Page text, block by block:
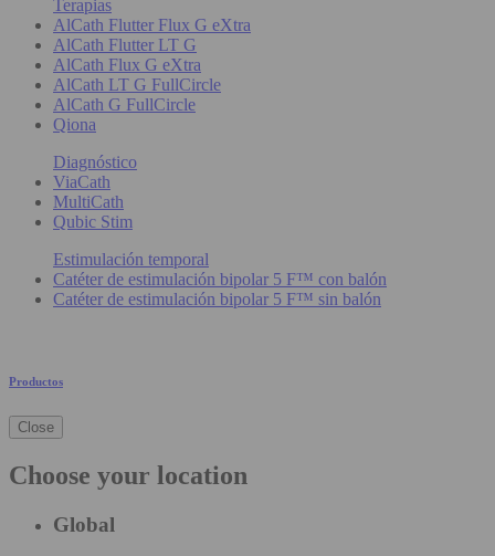
Terapias
AlCath Flutter Flux G eXtra
AlCath Flutter LT G
AlCath Flux G eXtra
AlCath LT G FullCircle
AlCath G FullCircle
Qiona
Diagnóstico
ViaCath
MultiCath
Qubic Stim
Estimulación temporal
Catéter de estimulación bipolar 5 F™ con balón
Catéter de estimulación bipolar 5 F™ sin balón
Productos
Close
Choose your location
Global